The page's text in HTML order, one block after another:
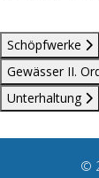
Schöpfwerke
Gewässer II.
Unterhaltung
©